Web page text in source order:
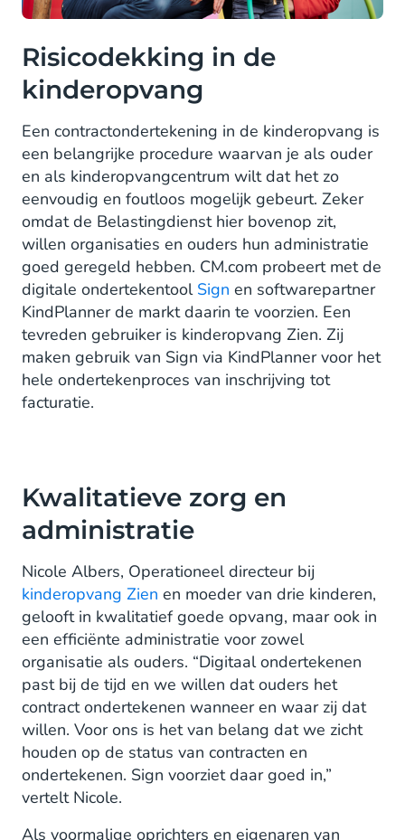
Risicodekking in de
kinderopvang
Een contractondertekening in de kinderopvang is
een belangrijke procedure waarvan je als ouder
en als kinderopvangcentrum wilt dat het zo
eenvoudig en foutloos mogelijk gebeurt. Zeker
omdat de Belastingdienst hier bovenop zit,
willen organisaties en ouders hun administratie
goed geregeld hebben. CM.com probeert met de
digitale ondertekentool Sign en softwarepartner
KindPlanner de markt daarin te voorzien. Een
tevreden gebruiker is kinderopvang Zien. Zij
maken gebruik van Sign via KindPlanner voor het
hele ondertekenproces van inschrijving tot
facturatie.
Kwalitatieve zorg en
administratie
Nicole Albers, Operationeel directeur bij
kinderopvang Zien en moeder van drie kinderen,
gelooft in kwalitatief goede opvang, maar ook in
een efficiënte administratie voor zowel
organisatie als ouders. “Digitaal ondertekenen
past bij de tijd en we willen dat ouders het
contract ondertekenen wanneer en waar zij dat
willen. Voor ons is het van belang dat we zicht
houden op de status van contracten en
ondertekenen. Sign voorziet daar goed in,”
vertelt Nicole.
Als voormalige oprichters en eigenaren van